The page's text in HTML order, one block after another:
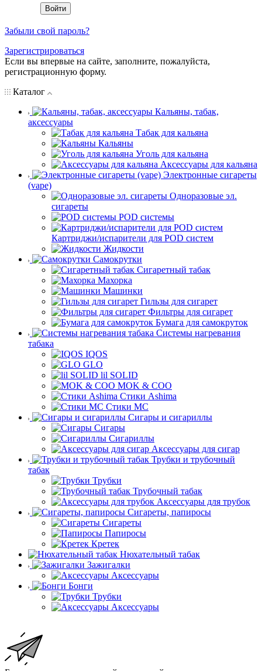
Забыли свой пароль?
Зарегистрироваться
Если вы впервые на сайте, заполните, пожалуйста,
регистрационную форму.
Каталог
Кальяны, табак,
аксессуары
Табак для кальяна
Кальяны
Уголь для кальяна
Аксессуары для кальяна
Электронные сигареты
(vape)
Одноразовые эл.
сигареты
POD системы
Картриджи/испарители для POD систем
Жидкости
Самокрутки
Сигаретный табак
Махорка
Машинки
Гильзы для сигарет
Фильтры для сигарет
Бумага для самокруток
Системы нагревания
табака
IQOS
GLO
lil SOLID
MOK & COO
Стики Ashima
Стики MC
Сигары и сигариллы
Сигары
Сигариллы
Аксессуары для сигар
Трубки и трубочный
табак
Трубки
Трубочный табак
Аксессуары для трубок
Сигареты, папиросы
Сигареты
Папиросы
Кретек
Нюхательный табак
Зажигалки
Аксессуары
Бонги
Трубки
Аксессуары